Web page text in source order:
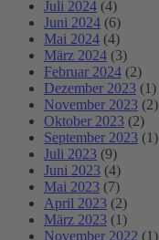
Juli 2024 (4)
Juni 2024 (6)
Mai 2024 (4)
März 2024 (3)
Februar 2024 (2)
Dezember 2023 (1)
November 2023 (2)
Oktober 2023 (2)
September 2023 (1)
Juli 2023 (9)
Juni 2023 (4)
Mai 2023 (7)
April 2023 (2)
März 2023 (1)
November 2022 (1)